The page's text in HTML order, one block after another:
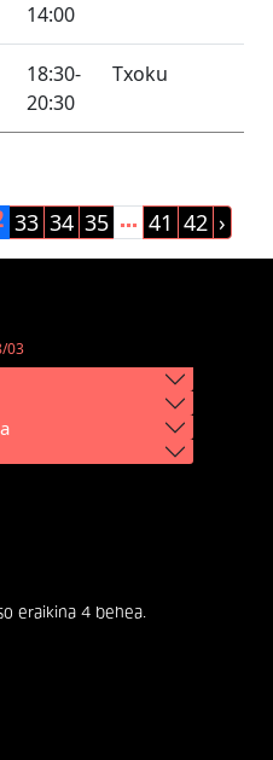
14:00
18:30-
20:30
Txoku
33 34 35 ... 41 42 ›
03
eraikina 4 behea.